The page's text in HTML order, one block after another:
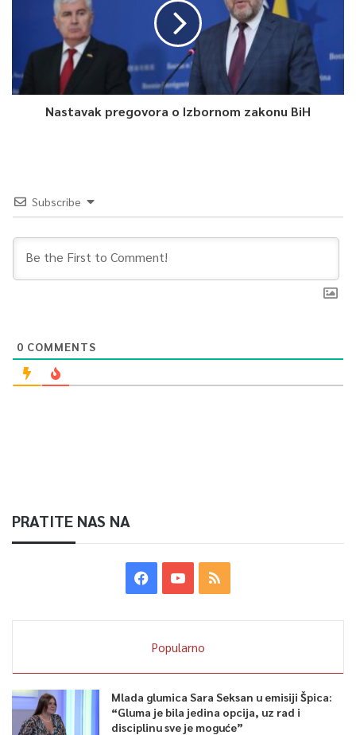
Nastavak pregovora o Izbornom zakonu BiH
Subscribe
0 COMMENTS
PRATITE NAS NA
Popularno
Mlada glumica Sara Seksan u emisiji Špica:
“Gluma je bila jedina opcija, uz rad i
disciplinu sve je moguće”